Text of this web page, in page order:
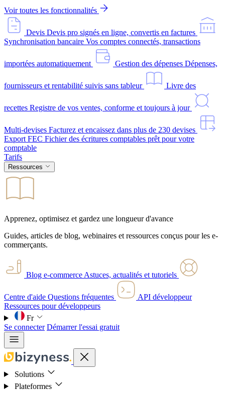
Voir toutes les fonctionnalités
Devis Devis pro signés en ligne, convertis en factures
Synchronisation bancaire Vos comptes connectés, transactions
importées automatiquement Gestion des dépenses Dépenses,
fournisseurs et rentabilité suivis sans tableur Livre des
recettes Registre de vos ventes, conforme et toujours à jour
Multi-devises Facturez et encaissez dans plus de 230 devises
Export FEC Fichier des écritures comptables prêt pour votre
comptable
Tarifs
Ressources
Apprenez, optimisez et gardez une longueur d'avance
Guides, articles de blog, webinaires et ressources conçus pour les e-
commerçants.
Blog e-commerce Astuces, actualités et tutoriels
Centre d'aide Questions fréquentes
API développeur
Ressources pour développeurs
Fr
Se connecter Démarrer l'essai gratuit
Solutions
Plateformes